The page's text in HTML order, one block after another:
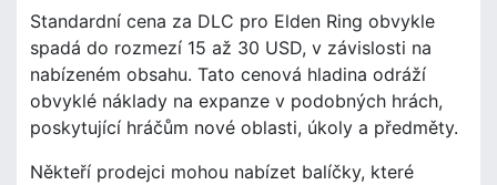
Standardní cena za DLC pro Elden Ring obvykle
spadá do rozmezí 15 až 30 USD, v závislosti na
nabízeném obsahu. Tato cenová hladina odráží
obvyklé náklady na expanze v podobných hrách,
poskytující hráčům nové oblasti, úkoly a předměty.
Někteří prodejci mohou nabízet balíčky, které